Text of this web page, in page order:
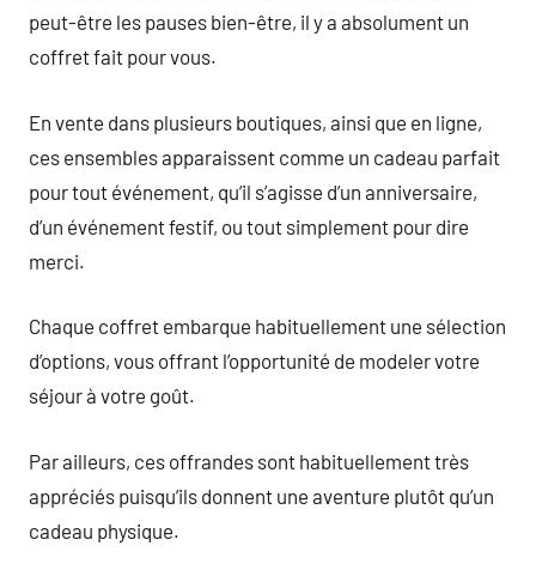
peut-être les pauses bien-être, il y a absolument un
coffret fait pour vous.
En vente dans plusieurs boutiques, ainsi que en ligne,
ces ensembles apparaissent comme un cadeau parfait
pour tout événement, qu’il s’agisse d’un anniversaire,
d’un événement festif, ou tout simplement pour dire
merci.
Chaque coffret embarque habituellement une sélection
d’options, vous offrant l’opportunité de modeler votre
séjour à votre goût.
Par ailleurs, ces offrandes sont habituellement très
appréciés puisqu’ils donnent une aventure plutôt qu’un
cadeau physique.